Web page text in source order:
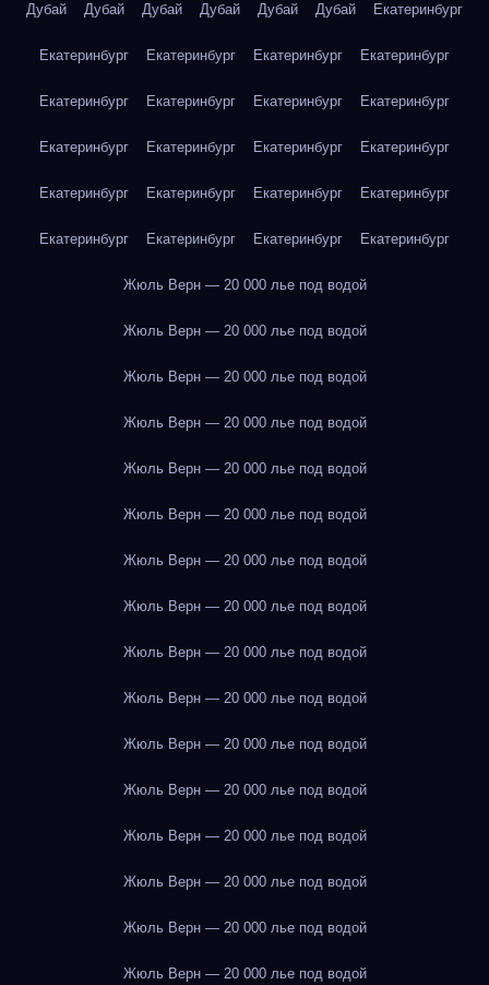
Дубай Дубай Дубай Дубай Дубай Дубай Екатеринбург
Екатеринбург Екатеринбург Екатеринбург Екатеринбург
Екатеринбург Екатеринбург Екатеринбург Екатеринбург
Екатеринбург Екатеринбург Екатеринбург Екатеринбург
Екатеринбург Екатеринбург Екатеринбург Екатеринбург
Екатеринбург Екатеринбург Екатеринбург Екатеринбург
Жюль Верн — 20 000 лье под водой
Жюль Верн — 20 000 лье под водой
Жюль Верн — 20 000 лье под водой
Жюль Верн — 20 000 лье под водой
Жюль Верн — 20 000 лье под водой
Жюль Верн — 20 000 лье под водой
Жюль Верн — 20 000 лье под водой
Жюль Верн — 20 000 лье под водой
Жюль Верн — 20 000 лье под водой
Жюль Верн — 20 000 лье под водой
Жюль Верн — 20 000 лье под водой
Жюль Верн — 20 000 лье под водой
Жюль Верн — 20 000 лье под водой
Жюль Верн — 20 000 лье под водой
Жюль Верн — 20 000 лье под водой
Жюль Верн — 20 000 лье под водой